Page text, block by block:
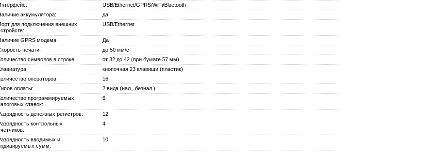
USB/Ethernet/GPRS/WiFi/Bluetooth
аккумулятора:
да
для подключения внешних
USB/Ethernet
GPRS модема:
Да
печати:
до 50 мм/с
символов в строке:
от 32 до 42 (при бумаге 57 мм)
кнопочная 23 клавиши (пластик)
операторов:
16
оплаты:
2 вида (нал., безнал.)
программируемых
ставок:
6
денежных регистров:
12
контрольных
4
вводимых и
сумм:
10